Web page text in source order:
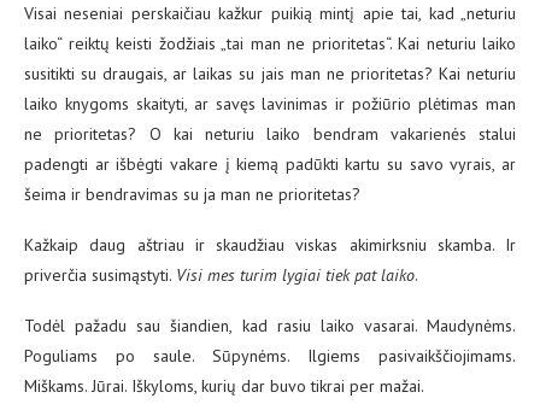
Visai neseniai perskaičiau kažkur puikią mintį apie tai, kad „neturiu
laiko“ reiktų keisti žodžiais „tai man ne prioritetas“. Kai neturiu laiko
susitikti su draugais, ar laikas su jais man ne prioritetas? Kai neturiu
laiko knygoms skaityti, ar savęs lavinimas ir požiūrio plėtimas man
ne prioritetas? O kai neturiu laiko bendram vakarienės stalui
padengti ar išbėgti vakare į kiemą padūkti kartu su savo vyrais, ar
šeima ir bendravimas su ja man ne prioritetas?
Kažkaip daug aštriau ir skaudžiau viskas akimirksniu skamba. Ir
priverčia susimąstyti. Visi mes turim lygiai tiek pat laiko.
Todėl pažadu sau šiandien, kad rasiu laiko vasarai. Maudynėms.
Poguliams po saule. Sūpynėms. Ilgiems pasivaikščiojimams.
Miškams. Jūrai. Iškyloms, kurių dar buvo tikrai per mažai.